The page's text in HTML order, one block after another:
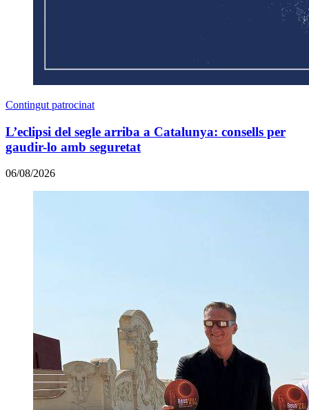
Contingut patrocinat
L’eclipsi del segle arriba a Catalunya: consells per
gaudir-lo amb seguretat
06/08/2026